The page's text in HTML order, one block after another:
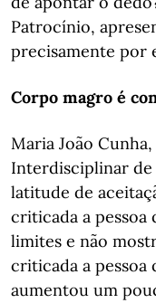
Patrocínio,
precisamente por
Corpo magro é
Maria João
Interdisciplinar de
latitude de
criticada a pessoa
limites e não
criticada a pessoa
aumentou um